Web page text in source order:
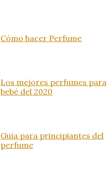
Cómo hacer Perfume
Los mejores perfumes para
bebé del 2020
Guía para principiantes del
perfume